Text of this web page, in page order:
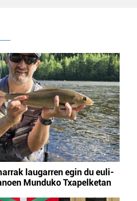
laugarren egin du euli-
Munduko Txapelketan